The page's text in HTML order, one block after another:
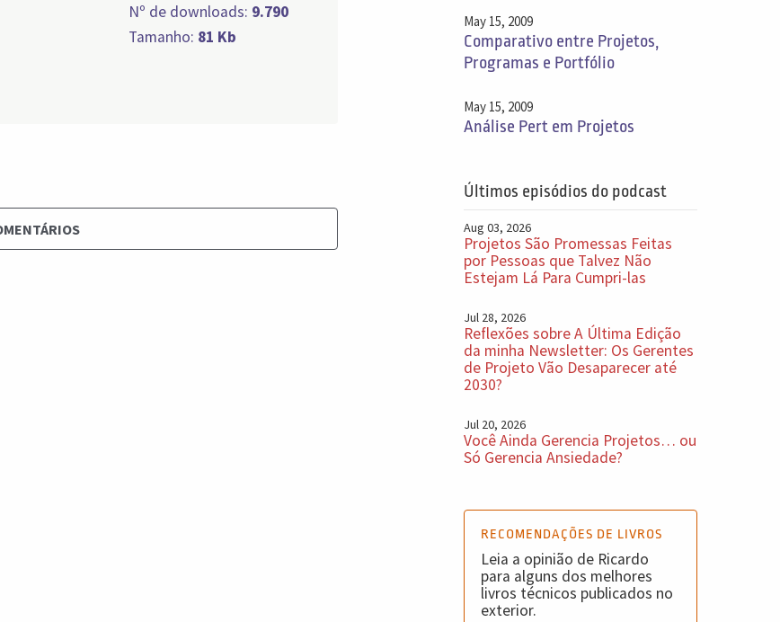
Nº de downloads: 9.790
Tamanho: 81 Kb
May 15, 2009
Comparativo entre Projetos,
Programas e Portfólio
May 15, 2009
Análise Pert em Projetos
Últimos episódios do podcast
Aug 03, 2026
Projetos São Promessas Feitas
por Pessoas que Talvez Não
Estejam Lá Para Cumpri-las
Jul 28, 2026
Reflexões sobre A Última Edição
da minha Newsletter: Os Gerentes
de Projeto Vão Desaparecer até
2030?
Jul 20, 2026
Você Ainda Gerencia Projetos… ou
Só Gerencia Ansiedade?
RECOMENDAÇÕES DE LIVROS
Leia a opinião de Ricardo
para alguns dos melhores
livros técnicos publicados no
exterior.